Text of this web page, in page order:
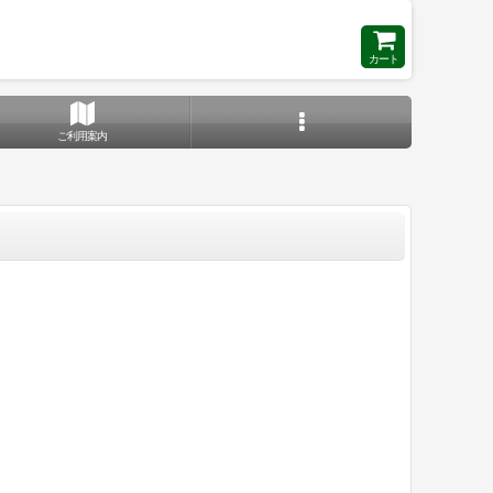
カート
ご利用案内